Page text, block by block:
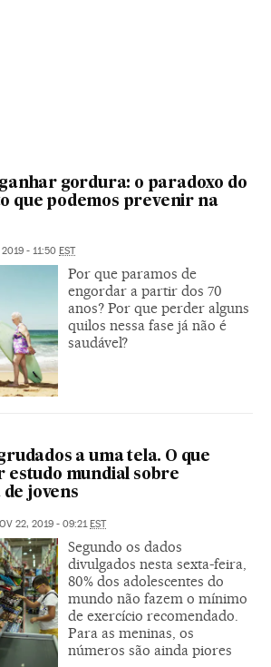
gordura: o paradoxo do
que podemos prevenir na
- 11:50 EST
Por que paramos de
engordar a partir dos 70
anos? Por que perder alguns
quilos nessa fase já não é
saudável?
a uma tela. O que
estudo mundial sobre
jovens
22, 2019 - 09:21EST
Segundo os dados
divulgados nesta sexta-feira,
80% dos adolescentes do
mundo não fazem o mínimo
de exercício recomendado.
Para as meninas, os
números são ainda piores